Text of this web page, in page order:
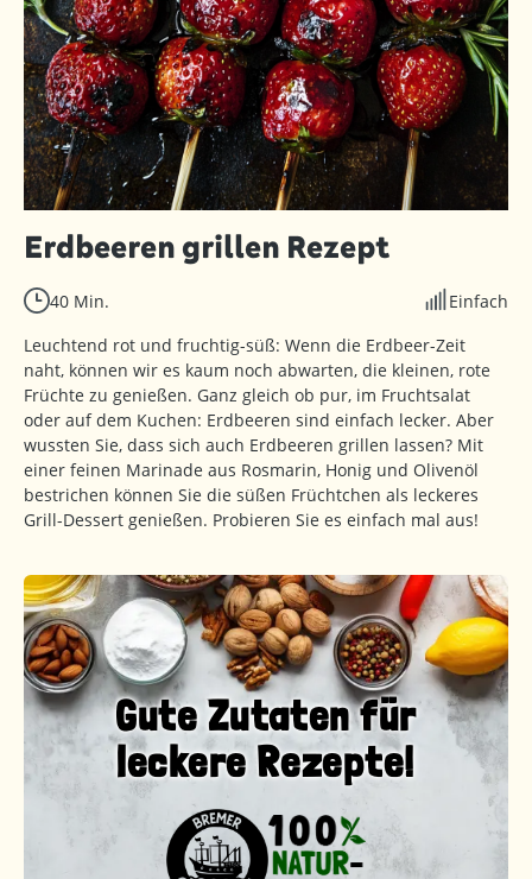
Erdbeeren grillen Rezept
40 Min.
Einfach
Leuchtend rot und fruchtig-süß: Wenn die Erdbeer-Zeit
naht, können wir es kaum noch abwarten, die kleinen, rote
Früchte zu genießen. Ganz gleich ob pur, im Fruchtsalat
oder auf dem Kuchen: Erdbeeren sind einfach lecker. Aber
wussten Sie, dass sich auch Erdbeeren grillen lassen? Mit
einer feinen Marinade aus Rosmarin, Honig und Olivenöl
bestrichen können Sie die süßen Früchtchen als leckeres
Grill-Dessert genießen. Probieren Sie es einfach mal aus!
Gute Zutaten für
leckere Rezepte!